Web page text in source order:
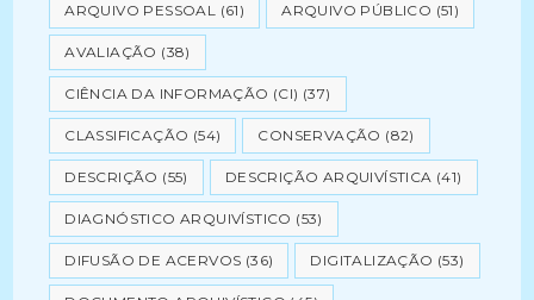
ARQUIVO PESSOAL (61) ARQUIVO PÚBLICO (51)
AVALIAÇÃO (38)
CIÊNCIA DA INFORMAÇÃO (CI) (37)
CLASSIFICAÇÃO (54) CONSERVAÇÃO (82)
DESCRIÇÃO (55) DESCRIÇÃO ARQUIVÍSTICA (41)
DIAGNÓSTICO ARQUIVÍSTICO (53)
DIFUSÃO DE ACERVOS (36) DIGITALIZAÇÃO (53)